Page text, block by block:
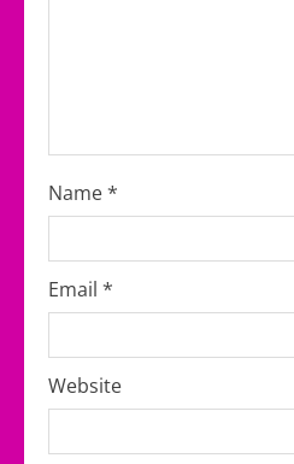
i
o
n
Name*
Email *
Website